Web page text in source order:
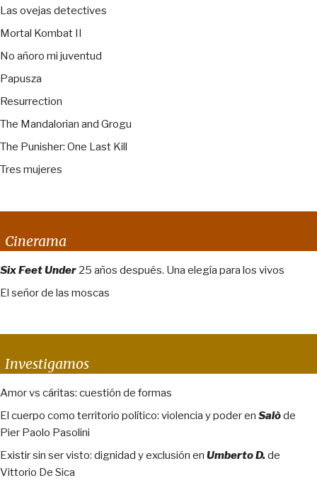
Las ovejas detectives
Mortal Kombat II
No añoro mi juventud
Papusza
Resurrection
The Mandalorian and Grogu
The Punisher: One Last Kill
Tres mujeres
Cinerama
Six Feet Under 25 años después. Una elegía para los vivos
El señor de las moscas
Investigamos
Amor vs cáritas: cuestión de formas
El cuerpo como territorio político: violencia y poder en Salòde
Pier Paolo Pasolini
Existir sin ser visto: dignidad y exclusión en Umberto D. de
Vittorio De Sica